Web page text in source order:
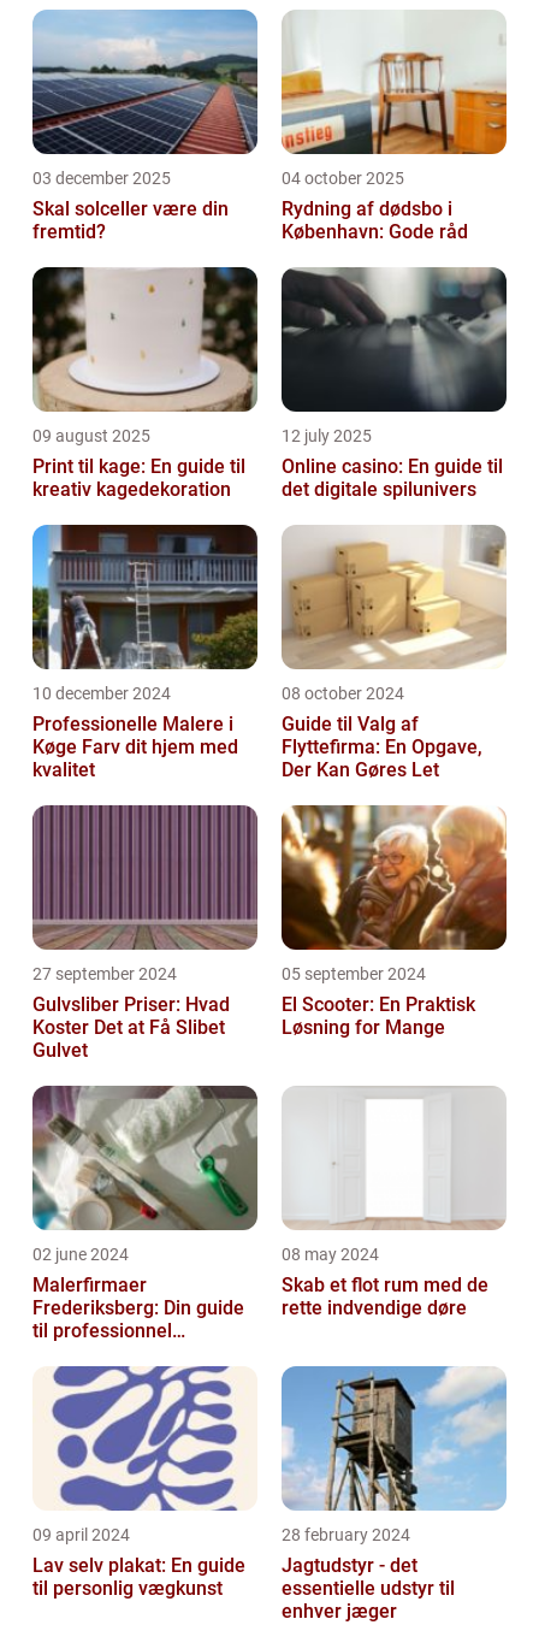
hovedsageligt tog sig af. Med tiden har
faget dog udviklet si...
03 december 2025
Skal solceller være din
fremtid?
04 october 2025
Rydning af dødsbo i
København: Gode råd
09 august 2025
Print til kage: En guide til
kreativ kagedekoration
12 july 2025
Online casino: En guide til
det digitale spilunivers
10 december 2024
Professionelle Malere i
Køge Farv dit hjem med
kvalitet
08 october 2024
Guide til Valg af
Flyttefirma: En Opgave,
Der Kan Gøres Let
27 september 2024
Gulvsliber Priser: Hvad
Koster Det at Få Slibet
Gulvet
05 september 2024
El Scooter: En Praktisk
Løsning for Mange
02 june 2024
Malerfirmaer
Frederiksberg: Din guide
til professionnel
08 may 2024
Skab et flot rum med de
rette indvendige døre
09 april 2024
Lav selv plakat: En guide
til personlig vægkunst
28 february 2024
Jagtudstyr - det
essentielle udstyr til
enhver jæger